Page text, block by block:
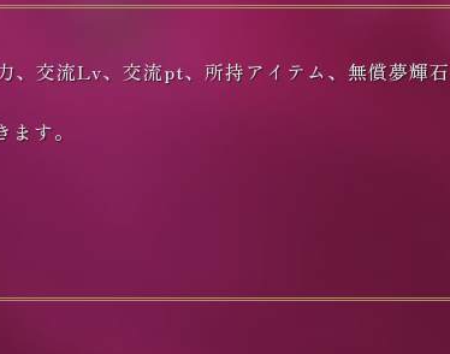
、交流Lv、交流pt、所持アイテム、無償夢輝石
す。